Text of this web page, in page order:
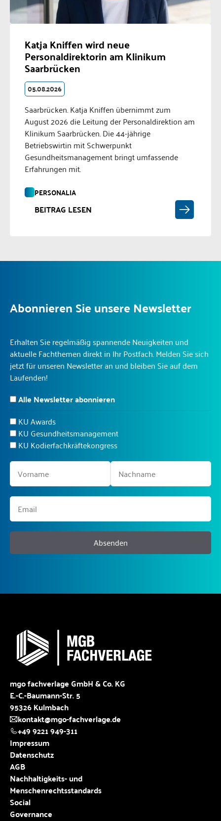
Katja Kniffen wird neue
Personaldirektorin am Klinikum
Saarbrücken
05.08.2026
Saarbrücken. Katja Kniffen übernimmt zum
August 2026 die Leitung der Personaldirektion am
Klinikum Saarbrücken. Die 44-jährige
Betriebswirtin mit Schwerpunkt
Gesundheitsmanagement bringt umfassende
Erfahrungen mit.
PERSONALIA
BEITRAG LESEN
Abonnieren Sie unsere Newsletter
Erhalten Sie regelmäßig spannende Neuigkeiten und
aktuelle Fachthemen direkt in Ihr Postfach. Melden Sie sich
jetzt für unseren Newsletter an und bleiben Sie auf dem
Laufenden!
Alle Newsletter abonnieren
KU Awards
KU Gesundheitsmanagement
KU Kodierfachkräftekongress
Absenden
mgo fachverlage GmbH & Co. KG
E.-C.-Baumann-Str. 5
95326 Kulmbach
kontakt@mgo-fachverlage.de
+49 9221 949-311
Impressum
Datenschutz
AGB
Nachhaltigkeits- und
Menschenrechtsstandards
Social
Governance